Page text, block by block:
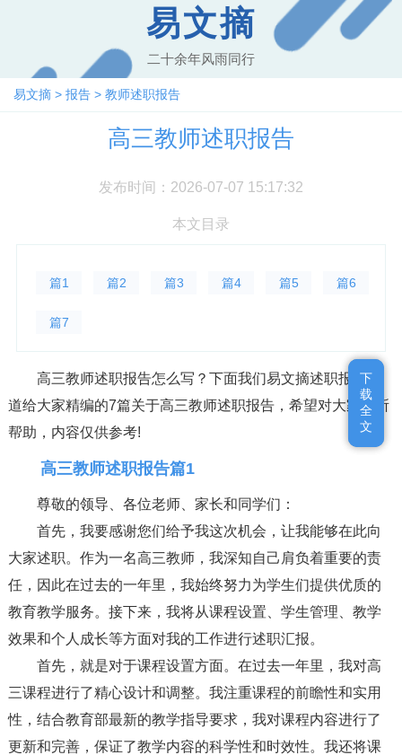
易文摘
二十余年风雨同行
易文摘 > 报告 > 教师述职报告
高三教师述职报告
发布时间：2026-07-07 15:17:32
本文目录
篇1 篇2 篇3 篇4 篇5 篇6
篇7
高三教师述职报告怎么写？下面我们易文摘述职报告频
道给大家精编的7篇关于高三教师述职报告，希望对大家有所
帮助，内容仅供参考!
高三教师述职报告篇1
尊敬的领导、各位老师、家长和同学们：
首先，我要感谢您们给予我这次机会，让我能够在此向
大家述职。作为一名高三教师，我深知自己肩负着重要的责
任，因此在过去的一年里，我始终努力为学生们提供优质的
教育教学服务。接下来，我将从课程设置、学生管理、教学
效果和个人成长等方面对我的工作进行述职汇报。
首先，就是对于课程设置方面。在过去一年里，我对高
三课程进行了精心设计和调整。我注重课程的前瞻性和实用
性，结合教育部最新的教学指导要求，我对课程内容进行了
更新和完善，保证了教学内容的科学性和时效性。我还将课
下
载
全
文
下
载
全
文